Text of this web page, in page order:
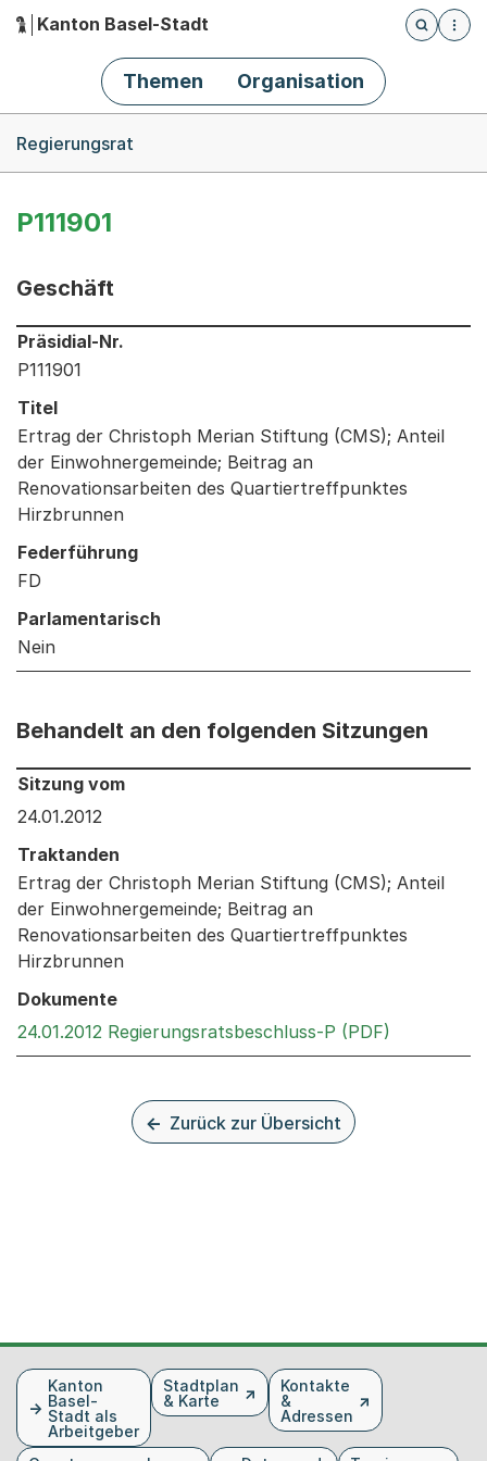
Hauptnavigation
Kanton Basel-Stadt
Öffnet
Themen Organisation
Regierungsrat
P111901
Geschäft
Informationen zum Ausgewählten Geschäft
Präsidial-Nr.
P111901
Titel
Ertrag der Christoph Merian Stiftung (CMS); Anteil
der Einwohnergemeinde; Beitrag an
Renovationsarbeiten des Quartiertreffpunktes
Hirzbrunnen
Federführung
FD
Parlamentarisch
Nein
Behandelt an den folgenden Sitzungen
Behandelt an den folgenden Sitzungen: Informationen
Sitzung vom
24.01.2012
Traktanden
Ertrag der Christoph Merian Stiftung (CMS); Anteil
der Einwohnergemeinde; Beitrag an
Renovationsarbeiten des Quartiertreffpunktes
Hirzbrunnen
Dokumente
24.01.2012 Regierungsratsbeschluss-P (PDF)
Zurück zur Übersicht
FusszeileKanton
Basel-
Stadt als
Arbeitgeber
Stadtplan
& Karte
Kontakte
&
Adressen